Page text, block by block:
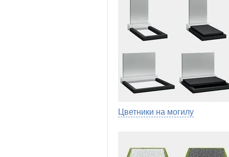
Цветники на могилу